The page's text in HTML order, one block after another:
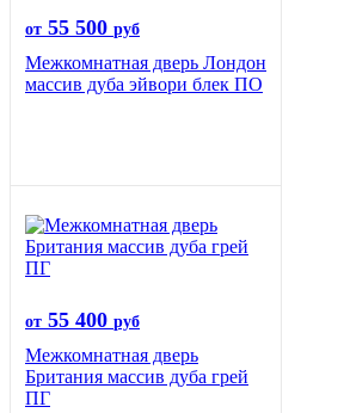
от 55 500 руб
Межкомнатная дверь Лондон
массив дуба эйвори блек ПО
от 55 400 руб
Межкомнатная дверь
Британия массив дуба грей
ПГ